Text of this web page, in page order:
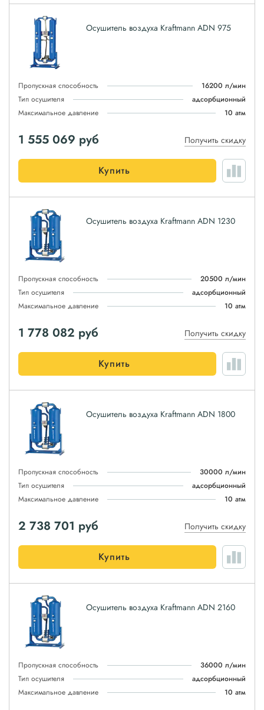
Осушитель воздуха Kraftmann ADN 975
Пропускная способность
16200 л/мин
Тип осушителя
адсорбционный
Максимальное давление
10 атм
1 555 069 руб Получить скидку
Купить
Осушитель воздуха Kraftmann ADN 1230
Пропускная способность
20500 л/мин
Тип осушителя
адсорбционный
Максимальное давление
10 атм
1 778 082 руб Получить скидку
Купить
Осушитель воздуха Kraftmann ADN 1800
Пропускная способность
30000 л/мин
Тип осушителя
адсорбционный
Максимальное давление
10 атм
2 738 701 руб Получить скидку
Купить
Осушитель воздуха Kraftmann ADN 2160
Пропускная способность
36000 л/мин
Тип осушителя
адсорбционный
Максимальное давление
10 атм